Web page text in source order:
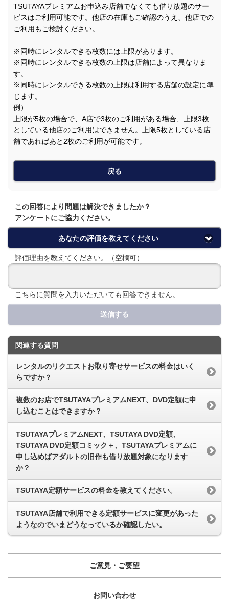
TSUTAYAプレミアムお申込み店舗でなくても借り放題のサー
ビスはご利用可能です。他店の在庫もご確認のうえ、他店での
ご利用もご検討ください。
※同時にレンタルできる枚数には上限があります。
※同時にレンタルできる枚数の上限は店舗によって異なりま
す。
※同時にレンタルできる枚数の上限は利用する店舗の設定に準
じます。
例）
上限が5枚の場合で、A店で3枚のご利用がある場合、上限3枚
としている他店のご利用はできません。上限5枚としている店
舗であればあと2枚のご利用が可能です。
戻る
この回答により問題は解決できましたか？
アンケートにご協力ください。
あなたの評価を教えてください
評価理由を教えてください。（空欄可）
こちらに質問を入力いただいても回答できません。
送信する
関連する質問
レンタルのリクエストお取り寄せサービスの料金はいく
らですか？
複数のお店でTSUTAYAプレミアムNEXT、DVD定額に申
し込むことはできますか？
TSUTAYAプレミアムNEXT、TSUTAYA DVD定額、
TSUTAYA DVD定額コミック＋、TSUTAYAプレミアムに
申し込めばアダルトの旧作も借り放題対象になります
か？
TSUTAYA定額サービスの料金を教えてください。
TSUTAYA店舗で利用できる定額サービスに変更があった
ようなのでいまどうなっているか確認したい。
ご意見・ご要望
お問い合わせ